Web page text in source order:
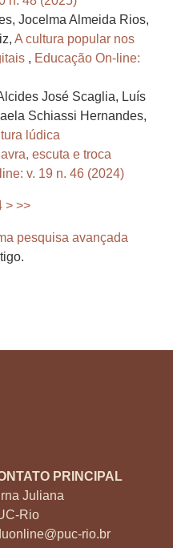
Jocelma Almeida Rios,
A cultura popular nos
, Educação On-line:
José Scaglia, Luís
Schiassi Hernandes,
lúdica
escuta e troca
v. 19 n. 46 (2024)
> >>
pesquisa avançada
PRINCIPAL
Juliana
Rio
rio.br